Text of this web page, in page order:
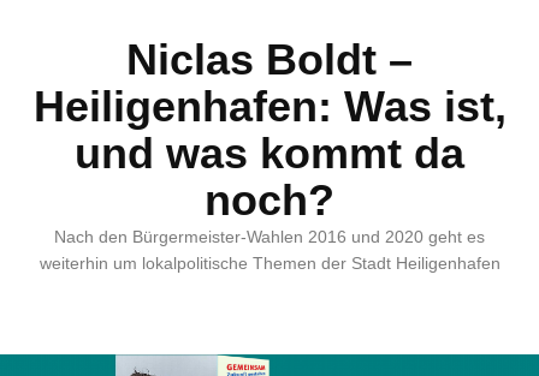
Niclas Boldt –
Heiligenhafen: Was ist,
und was kommt da
noch?
Nach den Bürgermeister-Wahlen 2016 und 2020 geht es
weiterhin um lokalpolitische Themen der Stadt Heiligenhafen